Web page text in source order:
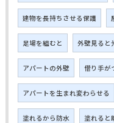
建物を長持ちさせる保護
足場を組むと 外壁見ると
アパートの外壁 借り手が
アパートを生まれ変わらせる
塗れるから防水 塗れると